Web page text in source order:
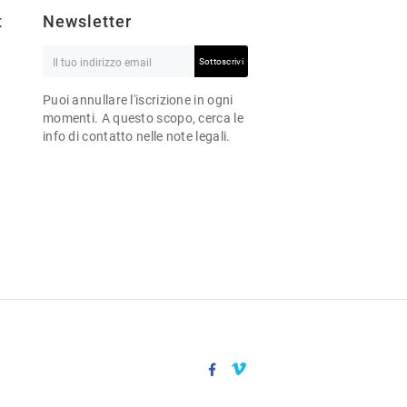
Newsletter
Sottoscrivi
Puoi annullare l'iscrizione in ogni
momenti. A questo scopo, cerca le
info di contatto nelle note legali.